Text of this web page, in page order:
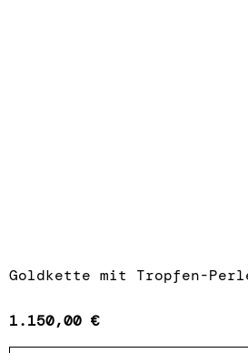
Goldkette mit Tropfen-
1.150,00 €